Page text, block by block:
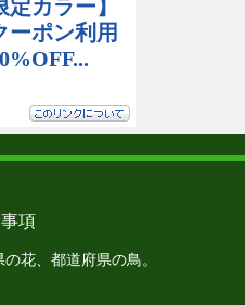
項
花、都道府県の鳥。